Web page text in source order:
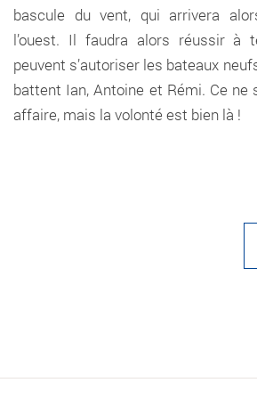
bascule du vent, qui arrivera
l’ouest. Il faudra alors réussir à
peuvent s’autoriser les bateaux
battent Ian, Antoine et Rémi. Ce ne
affaire, mais la volonté est bien là !